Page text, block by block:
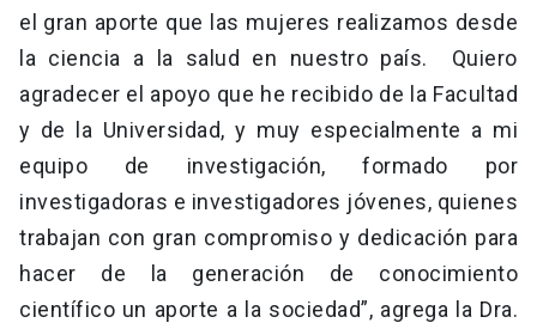
el gran aporte que las mujeres realizamos desde
la ciencia a la salud en nuestro país. Quiero
agradecer el apoyo que he recibido de la Facultad
y de la Universidad, y muy especialmente a mi
equipo de investigación, formado por
investigadoras e investigadores jóvenes, quienes
trabajan con gran compromiso y dedicación para
hacer de la generación de conocimiento
científico un aporte a la sociedad”, agrega la Dra.